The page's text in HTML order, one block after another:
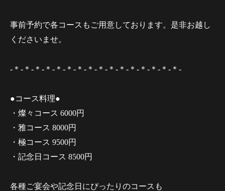
事前予約で各コースもご用意しております。是非お越し
くださいませ。
-＊-＊-＊-＊-＊-＊-＊-＊-＊-＊-＊-＊-＊-＊-＊-＊-
●コース料理●
・燦々コース 6000円
・雅コース 8000円
・極コース 9500円
・記念日コース 8500円
各種ご宴会や記念日にぴったりのコースも